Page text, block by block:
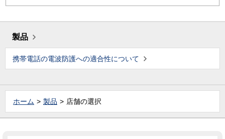
製品
携帯電話の電波防護への適合性について
ホーム 製品 店舗の選択